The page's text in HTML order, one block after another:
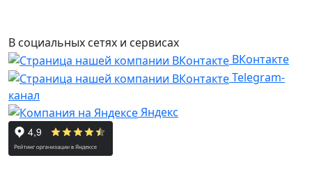
В социальных сетях и сервисах
ВКонтакте
Telegram-
канал
Яндекс